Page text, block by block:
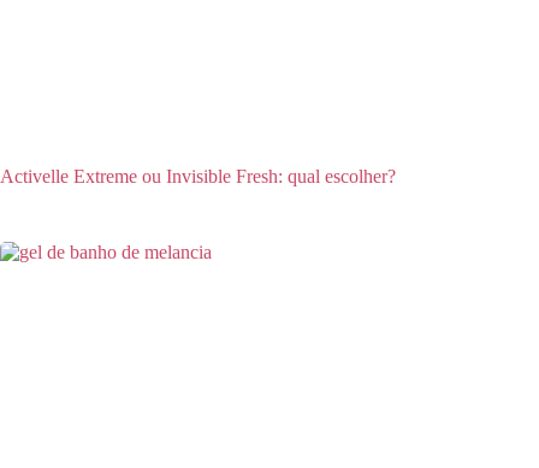
Activelle Extreme ou Invisible Fresh: qual escolher?